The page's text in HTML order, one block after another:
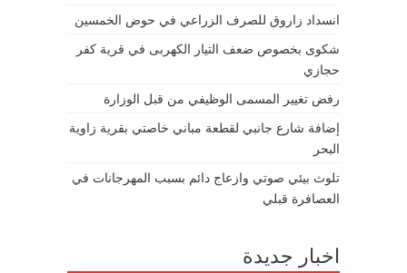
انسداد زاروق للصرف الزراعي في حوض الخمسين
شكوى بخصوص ضعف التيار الكهربى في قرية كفر
حجازي
رفض تغيير المسمى الوظيفي من قبل الوزارة
إضافة شارع جانبي لقطعة مباني خاصتي بقرية زاوية
البحر
تلوث بيئي صوتي وازعاج دائم بسبب المهرجانات في
العصافرة قبلي
اخبار جديدة